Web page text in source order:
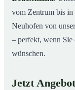
vom Zentrum bis in
Neuhofen von
– perfekt, wenn Sie
wünschen.
Jetzt